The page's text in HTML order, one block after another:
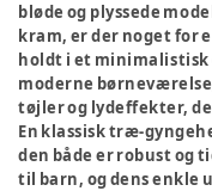
bløde og plyssede
kram, er der noget for
holdt i et minimalistisk
moderne
tøjler og lydeffekter,
En klassisk træ-
den både er robust og
til barn, og dens enkle